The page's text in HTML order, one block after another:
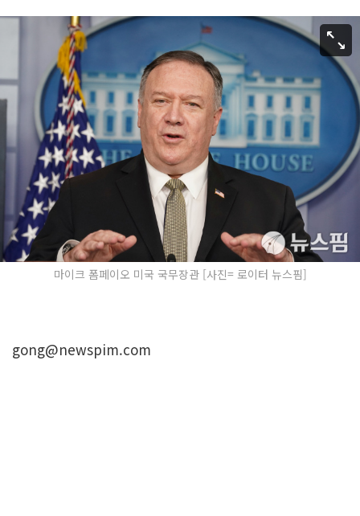
마이크 폼페이오 미국 국무장관 [사진= 로이터 뉴스핌]
gong@newspim.com